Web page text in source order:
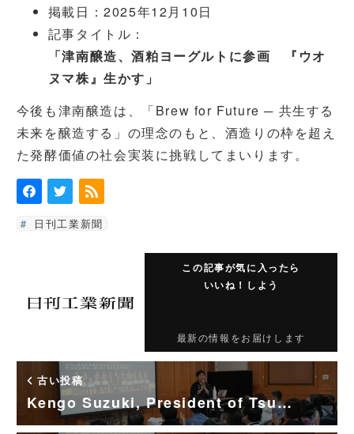
掲載日：2025年12月10日
記事タイトル：
「津南醸造、酒粕ヨーグルトに参画 『ウオ
ヌマ株』生かす」
今後も津南醸造は、「Brew for Future ─ 共生する
未来を醸造する」の理念のもと、酒造りの枠を超え
た発酵価値の社会実装に挑戦してまいります。
日刊工業新聞
この記事が気に入ったら
いいね！しよう
最新の情報をお届けします
古い投稿
Kengo Suzuki, President of Tsu…